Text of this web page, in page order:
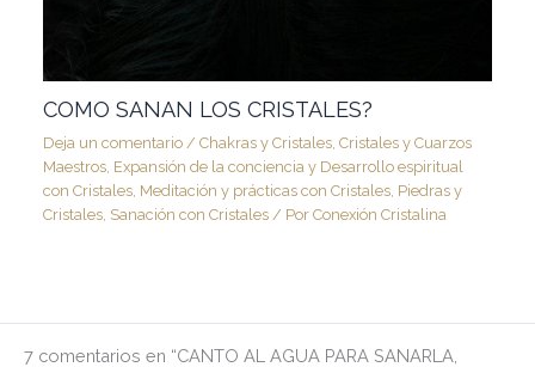
COMO SANAN LOS CRISTALES?
Deja un comentario /Chakras y Cristales,Cristales y Cuarzos
Maestros, Expansión de la conciencia y Desarrollo espiritual
con Cristales, Meditación y prácticas con Cristales, Piedras y
Cristales, Sanación con Cristales / PorConexión Cristalina
7 comentarios en “CANTO AL AGUA PARA SANARLA,